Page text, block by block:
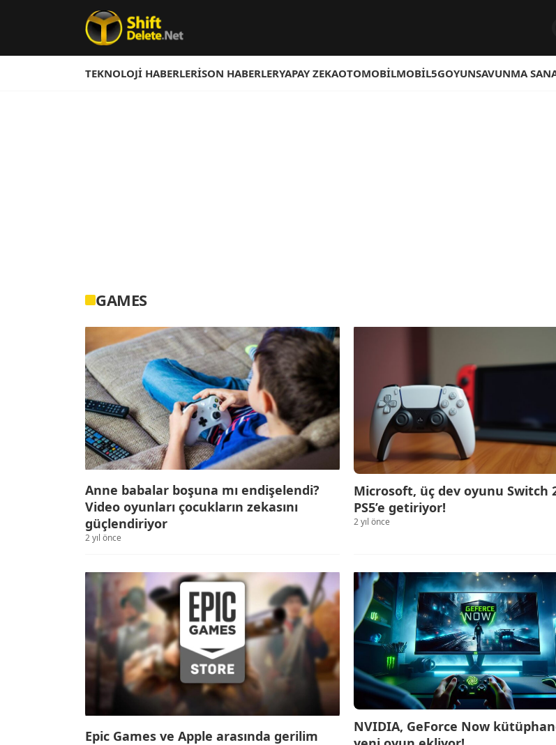
TEKNOLOJI HABERLERISON HABERLERYAPAY ZEKAOTOMOBILMOBIL5GOYUNSAVUNMA
GAMES
Anne babalar boşuna mı endişelendi?
Video oyunları çocukların zekasını
güçlendiriyor
2 yıl önce
Microsoft, üç dev oyunu Switch
PS5’e getiriyor!
2 yıl önce
Epic Games ve Apple arasında gerilim
NVIDIA, GeForce Now